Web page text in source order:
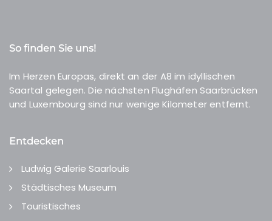
So finden Sie uns!
Im Herzen Europas, direkt an der A8 im idyllischen
Saartal gelegen. Die nächsten Flughäfen Saarbrücken
und Luxembourg sind nur wenige Kilometer entfernt.
Entdecken
Ludwig Galerie Saarlouis
Städtisches Museum
Touristisches